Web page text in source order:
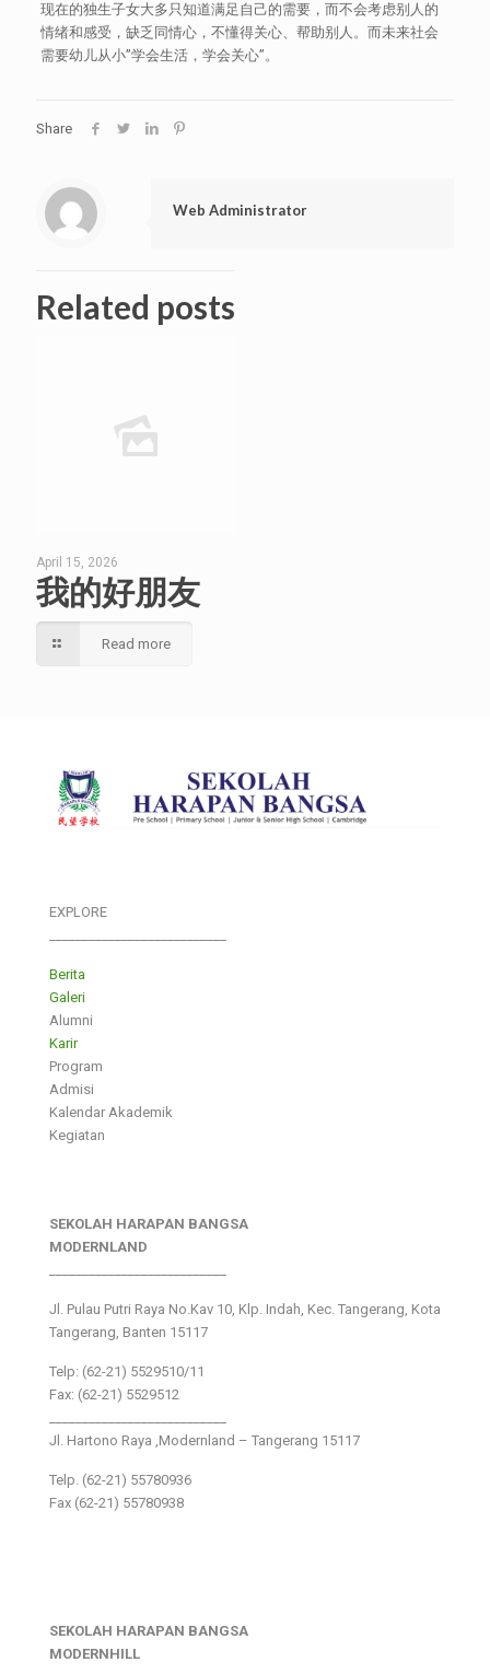
现在的独生子女大多只知道满足自己的需要，而不会考虑别人的
情绪和感受，缺乏同情心，不懂得关心、帮助别人。而未来社会
需要幼儿从小”学会生活，学会关心”。
Share
Web Administrator
Related posts
April 15, 2026
我的好朋友
Read more
EXPLORE
Berita
Galeri
Alumni
Karir
Program
Admisi
Kalendar Akademik
Kegiatan
SEKOLAH HARAPAN BANGSA
MODERNLAND
Jl. Pulau Putri Raya No.Kav 10, Klp. Indah, Kec. Tangerang, Kota
Tangerang, Banten 15117
Telp: (62-21) 5529510/11
Fax: (62-21) 5529512
Jl. Hartono Raya ,Modernland – Tangerang 15117
Telp. (62-21) 55780936
Fax (62-21) 55780938
SEKOLAH HARAPAN BANGSA
MODERNHILL